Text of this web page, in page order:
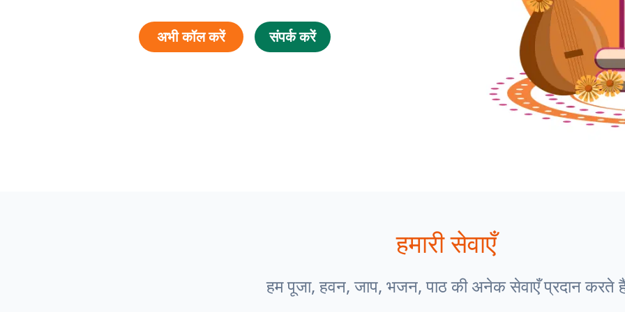
अभी कॉल करें संपर्क करें
हमारी सेवाएँ
हम पूजा, हवन, जाप, भजन, पाठ की अनेक सेवाएँ प्रदान करते